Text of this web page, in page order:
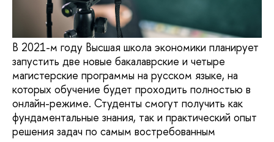
В 2021-м году Высшая школа экономики планирует
запустить две новые бакалаврские и четыре
магистерские программы на русском языке, на
которых обучение будет проходить полностью в
онлайн-режиме. Студенты смогут получить как
фундаментальные знания, так и практический опыт
решения задач по самым востребованным